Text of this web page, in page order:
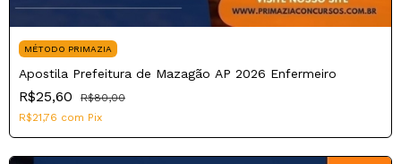
MÉTODO PRIMAZIA
Apostila Prefeitura de Mazagão AP 2026 Enfermeiro
R$25,60
R$80,00
R$21,76 com Pix